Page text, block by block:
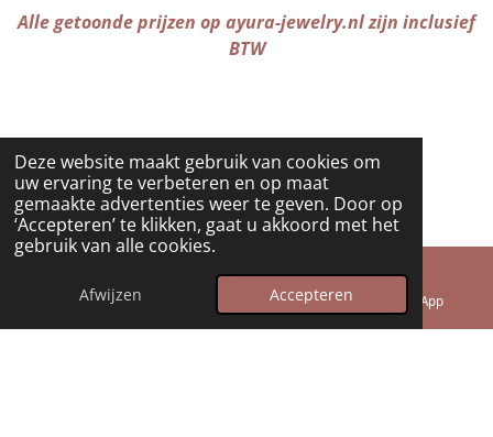
Deze website maakt gebruik van cookies om
uw ervaring te verbeteren en op maat
gemaakte advertenties weer te geven. Door op
‘Accepteren’ te klikken, gaat u akkoord met het
gebruik van alle cookies.
Afwijzen Accepteren
r
a
p
Alle getoonde prijzen op ayura-jewelry.nl zijn inclusief
BTW
© 2025 - 2026 Ayura Jewelry
E-mailadres Telefoonnummer WhatsApp